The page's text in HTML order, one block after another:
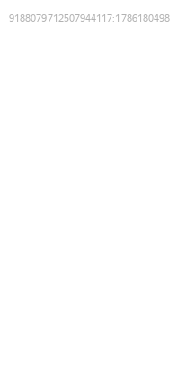
9188079712507944117:1786180498